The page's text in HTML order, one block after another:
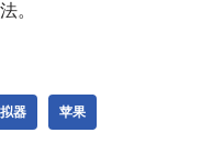
。
器 苹果